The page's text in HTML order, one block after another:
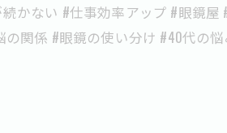
かない #仕事効率アップ #眼鏡
関係 #眼鏡の使い分け #40代の